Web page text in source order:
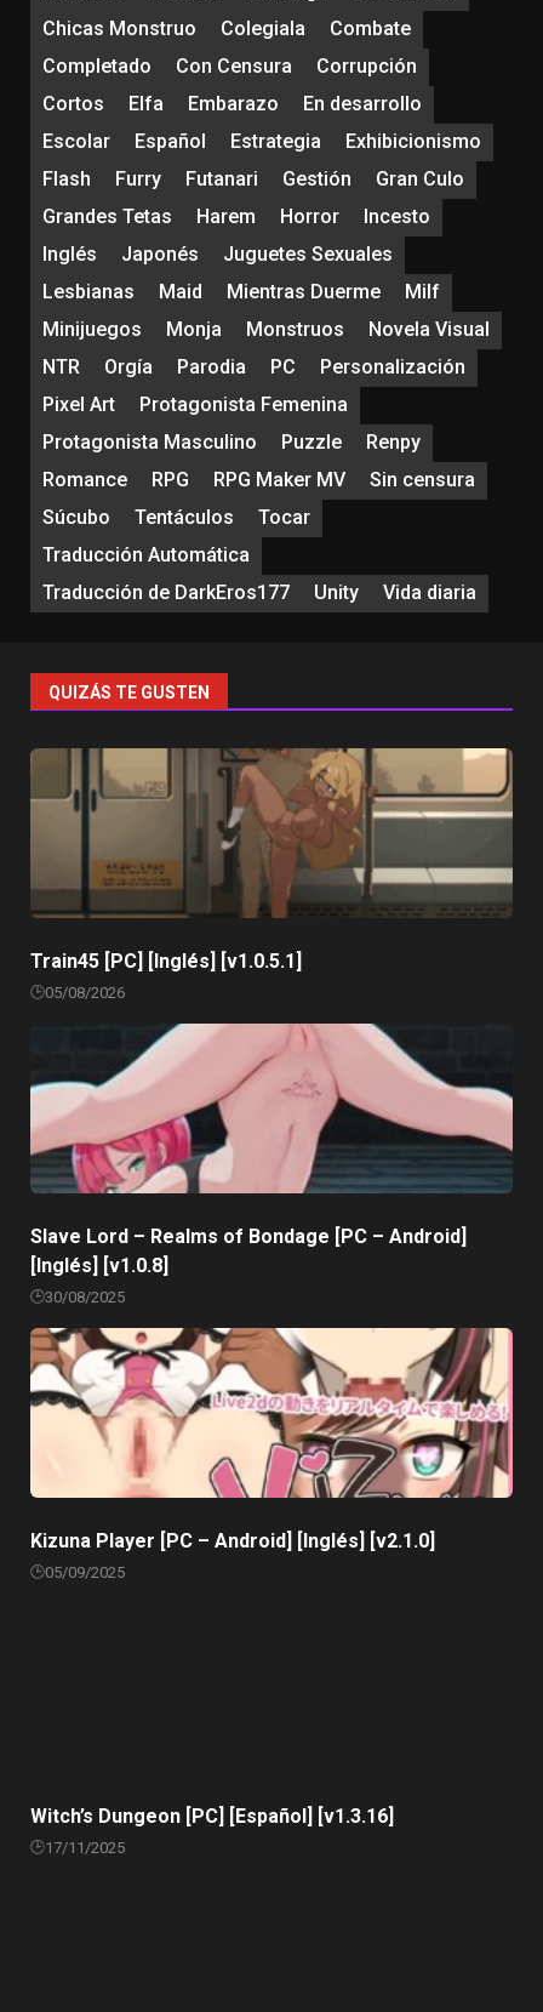
Chicas Monstruo
Colegiala
Combate
Completado
Con Censura
Corrupción
Cortos
Elfa Embarazo
En desarrollo
Escolar
Español Estrategia
Exhibicionismo
Flash
Furry Futanari Gestión
Gran Culo
Grandes Tetas
Harem Horror
Incesto
Inglés
Japonés
Juguetes Sexuales
Lesbianas
Maid Mientras Duerme
Milf
Minijuegos
Monja Monstruos
Novela Visual
NTR
Orgía Parodia PC
Personalización
Pixel Art
Protagonista Femenina
Protagonista Masculino
Puzzle
Renpy
Romance
RPG RPG Maker MV
Sin censura
Súcubo
Tentáculos
Tocar
Traducción Automática
Traducción de DarkEros177
Unity Vida diaria
QUIZÁS TE GUSTEN
Train45 [PC] [Inglés] [v1.0.5.1]
05/08/2026
Slave Lord – Realms of Bondage [PC – Android]
[Inglés] [v1.0.8]
30/08/2025
Kizuna Player [PC – Android] [Inglés] [v2.1.0]
05/09/2025
Witch’s Dungeon [PC] [Español] [v1.3.16]
17/11/2025